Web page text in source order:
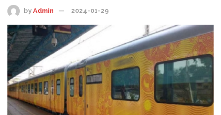
by Admin 2024-01-29